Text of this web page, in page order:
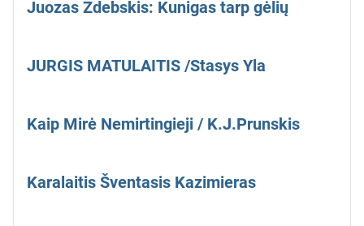
Juozas Zdebskis: Kunigas tarp gėlių
JURGIS MATULAITIS /Stasys Yla
Kaip Mirė Nemirtingieji / K.J.Prunskis
Karalaitis Šventasis Kazimieras